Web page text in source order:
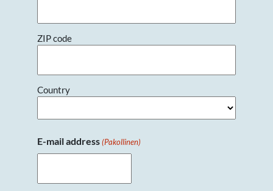
ZIP code
Country
E-mail address (Pakollinen)